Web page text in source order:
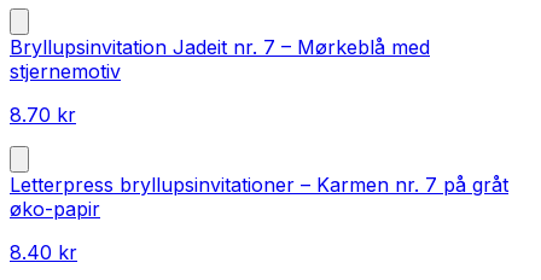
Bryllupsinvitation Jadeit nr. 7 – Mørkeblå med
stjernemotiv
8.70 kr
Letterpress bryllupsinvitationer – Karmen nr. 7 på gråt
øko-papir
8.40 kr